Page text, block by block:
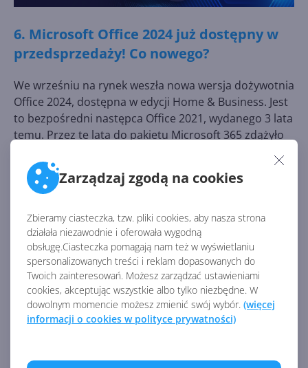
Zarządzaj zgodą na cookies
Zbieramy ciasteczka, tzw. pliki cookies, aby nasza strona
działała niezawodnie i oferowała wygodną
obsługę.Ciasteczka pomagają nam też w wyświetlaniu
spersonalizowanych treści i reklam dopasowanych do
Twoich zainteresowań. Możesz zarządzać ustawieniami
cookies, akceptując wszystkie albo tylko niezbędne. W
dowolnym momencie możesz zmienić swój wybór. (więcej
informacji o cookies w polityce prywatności)
6. Microsoft Office 2024 już dostępny w
przedsprzedaży! Co nowego?
We wrześniu na rynek weszła nowa wersja dożywotnia
Office 2024, dostępna w edycji Home & Business. Jest
to bezpośredni następca Office 2021, wydanego 3 lata
temu. Przez te lata do pakietu Microsoft 365 zdążyło
została dołączona do nowej wersji wieczystej. W tym
artykule sprawdzamy, co nowego wMicrosoft Office